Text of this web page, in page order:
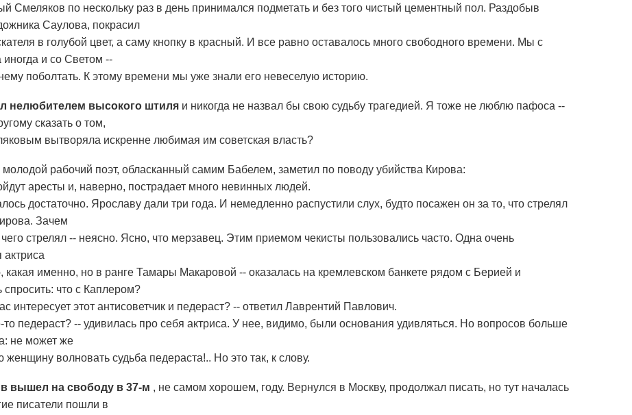
Смеляков по нескольку раз в день принимался подметать и без того чистый цементный пол. Раздобыв
Саулова, покрасил
в голубой цвет, а саму кнопку в красный. И все равно оставалось много свободного времени. Мы с
и со Светом --
поболтать. К этому времени мы уже знали его невеселую историю.
нелюбителем высокого штиля и никогда не назвал бы свою судьбу трагедией. Я тоже не люблю пафоса --
сказать о том,
вытворяла искренне любимая им советская власть?
молодой рабочий поэт, обласканный самим Бабелем, заметил по поводу убийства Кирова:
аресты и, наверно, пострадает много невинных людей.
достаточно. Ярославу дали три года. И немедленно распустили слух, будто посажен он за то, что стрелял
Зачем
чего стрелял -- неясно. Ясно, что мерзавец. Этим приемом чекисты пользовались часто. Одна очень
актриса
какая именно, но в ранге Тамары Макаровой -- оказалась на кремлевском банкете рядом с Берией и
спросить: что с Каплером?
интересует этот антисоветчик и педераст? -- ответил Лаврентий Павлович.
то педераст? -- удивилась про себя актриса. У нее, видимо, были основания удивляться. Но вопросов больше
не может же
женщину волновать судьба педераста!.. Но это так, к слову.
вышел на свободу в 37-м , не самом хорошем, году. Вернулся в Москву, продолжал писать, но тут началась
писатели пошли в